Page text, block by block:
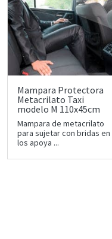
Mampara Protectora
Metacrilato Taxi
modelo M 110x45cm
Mampara de metacrilato
para sujetar con bridas en
los apoya ...